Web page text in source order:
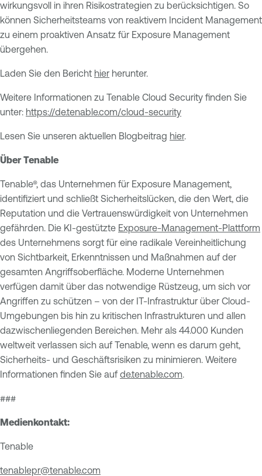
wirkungsvoll in ihren Risikostrategien zu berücksichtigen. So
können Sicherheitsteams von reaktivem Incident Management
zu einem proaktiven Ansatz für Exposure Management
übergehen.
Laden Sie den Bericht hier herunter.
Weitere Informationen zu Tenable Cloud Security finden Sie
unter: https://de.tenable.com/cloud-security
Lesen Sie unseren aktuellen Blogbeitrag hier.
Über Tenable
Tenable®, das Unternehmen für Exposure Management,
identifiziert und schließt Sicherheitslücken, die den Wert, die
Reputation und die Vertrauenswürdigkeit von Unternehmen
gefährden. Die KI-gestützte Exposure-Management-Plattform
des Unternehmens sorgt für eine radikale Vereinheitlichung
von Sichtbarkeit, Erkenntnissen und Maßnahmen auf der
gesamten Angriffsoberfläche. Moderne Unternehmen
verfügen damit über das notwendige Rüstzeug, um sich vor
Angriffen zu schützen – von der IT-Infrastruktur über Cloud-
Umgebungen bis hin zu kritischen Infrastrukturen und allen
dazwischenliegenden Bereichen. Mehr als 44.000 Kunden
weltweit verlassen sich auf Tenable, wenn es darum geht,
Sicherheits- und Geschäftsrisiken zu minimieren. Weitere
Informationen finden Sie auf de.tenable.com
###
Medienkontakt:
Tenable
tenablepr@tenable.com